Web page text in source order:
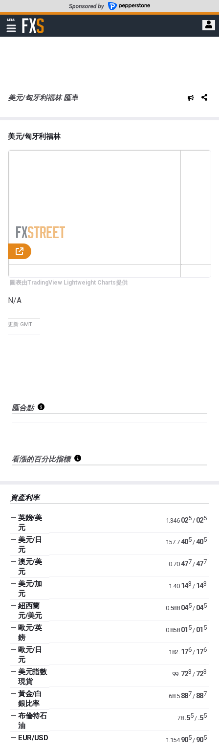
至
要
MENU
顯
示
FXStreet
美元/匈牙利福林 匯率
美元/匈牙利福林
圖表由TradingView Lightweight Charts提供
N/A
更新 GMT
匯合點
看漲的百分比指標
資產利率
— 英鎊/美
元
1.346 025/ 025
— 美元/日
元
157.7 405/405
— 澳元/美
元
0.70 477 /477
— 美元/加
元
1.40 143 / 143
— 紐西蘭
元/美元
0.588 045/ 045
— 歐元/英
鎊
0.858 01 5/ 01 5
— 歐元/日
元
182. 176/ 176
— 美元指數
現貨
99. 723 / 723
— 黃金/白
銀比率
68.5 887 / 887
— 布倫特石
油
78 .55/ .55
— EUR/USD 1.154 905/ 905